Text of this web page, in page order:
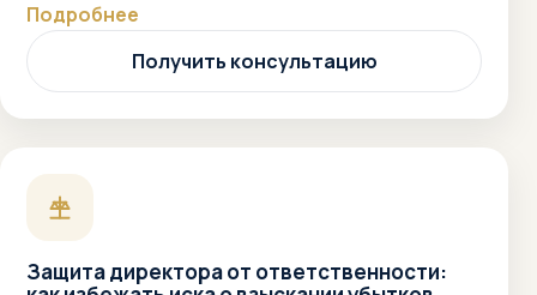
Подробнее
Получить консультацию
Защита директора от ответственности: